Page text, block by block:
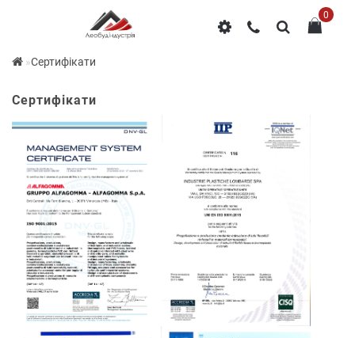
0
Сертифікати
Сертифікати